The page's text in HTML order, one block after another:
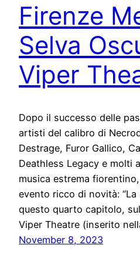
Firenze
Selva
Viper
Dopo il successo delle
artisti del calibro di
Destrage, Furor Gallico,
Deathless Legacy e molti
musica estrema
evento ricco di novità: “La
questo quarto capitolo,
Viper Theatre (inserito
November 8, 2023